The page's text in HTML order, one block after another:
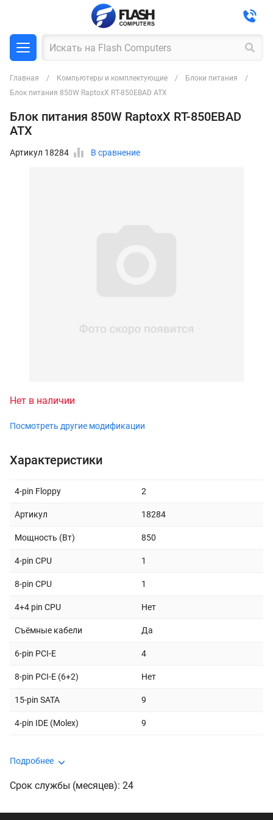
Главная Компьютеры и комплектующие
Блоки питания
Блок питания 850W RaptoxX RT-850EBAD ATX
Блок питания 850W RaptoxX RT-850EBAD
ATX
Артикул 18284 В сравнение
Нет в наличии
Посмотреть другие модификации
Характеристики
4-pin Floppy 2
Артикул 18284
Мощность (Вт) 850
4-pin CPU 1
8-pin CPU 1
4+4 pin CPU Нет
Съёмные кабели Да
6-pin PCI-E 4
8-pin PCI-E (6+2) Нет
15-pin SATA 9
4-pin IDE (Molex) 9
Подробнее
Срок службы (месяцев): 24